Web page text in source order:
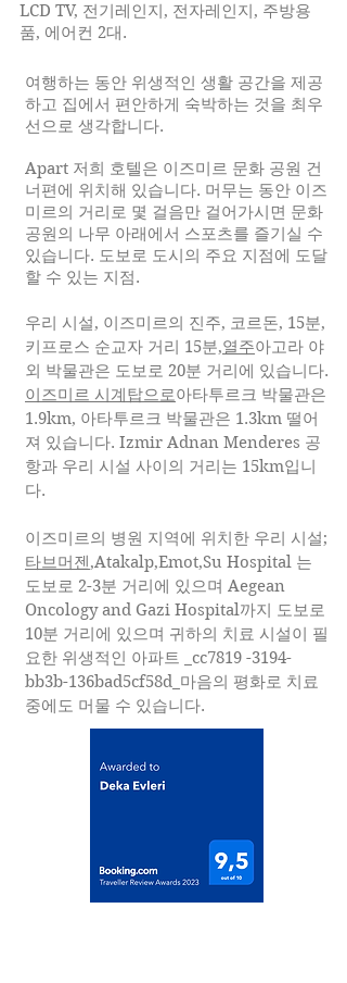
LCD TV, 전기레인지, 전자레인지, 주방용
품, 에어컨 2대.
여행하는 동안 위생적인 생활 공간을 제공
하고 집에서 편안하게 숙박하는 것을 최우
선으로 생각합니다.
​Apart 저희 호텔은 이즈미르 문화 공원 건
너편에 위치해 있습니다. 머무는 동안 이즈
미르의 거리로 몇 걸음만 걸어가시면 문화
공원의 나무 아래에서 스포츠를 즐기실 수
있습니다. 도보로 도시의 주요 지점에 도달
할 수 있는 지점.
우리 시설, 이즈미르의 진주, 코르돈, 15분,
키프로스 순교자 거리 15분,열주아고라 야
외 박물관은 도보로 20분 거리에 있습니다.
이즈미르 시계탑으로아타투르크 박물관은
1.9km, 아타투르크 박물관은 1.3km 떨어
져 있습니다. Izmir Adnan Menderes 공
항과 우리 시설 사이의 거리는 15km입니
다.
이즈미르의 병원 지역에 위치한 우리 시설;
타브머젠,Atakalp,Emot,Su Hospital 는
도보로 2-3분 거리에 있으며 Aegean
Oncology and Gazi Hospital까지 도보로
10분 거리에 있으며 귀하의 치료 시설이 필
요한 위생적인 아파트 _cc7819 -3194-
bb3b-136bad5cf58d_마음의 평화로 치료
중에도 머물 수 있습니다.